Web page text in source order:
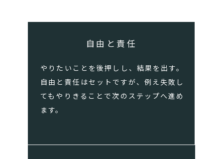
自由と責任
やりたいことを後押しし、結果を出す。
自由と責任はセットですが、例え失敗し
てもやりきることで次のステップへ進め
ます。